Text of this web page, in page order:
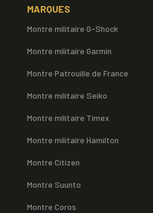
MARQUES
Montre militaire G-Shock
Montre militaire Garmin
Montre Patrouille de France
Montre militaire Seiko
Montre militaire Timex
Montre militaire Hamilton
Montre Citizen
Montre Suunto
Montre Coros